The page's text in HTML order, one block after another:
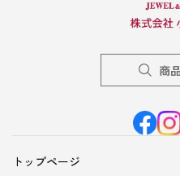
商
トップページ